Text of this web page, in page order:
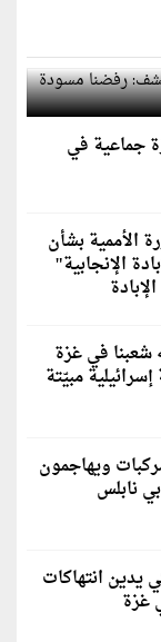
يكشف: رفضنا
جماعية في
الأممية بشأن
الإنجابية"
في غزة
مبيّتة
ويهاجمون
نابلس
انتهاكات
غزة